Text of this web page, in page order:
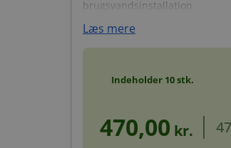
brugsvandsinstallation
Læs mere
Indeholder 10stk.
470,00 kr.